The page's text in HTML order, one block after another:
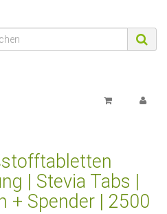
| Stevia Tabs |
+ Spender | 2500